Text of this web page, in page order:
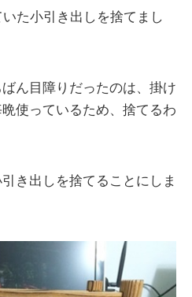
た小引き出しを捨てまし
ん目障りだったのは、掛け
使っているため、捨てるわ
き出しを捨てることにしま